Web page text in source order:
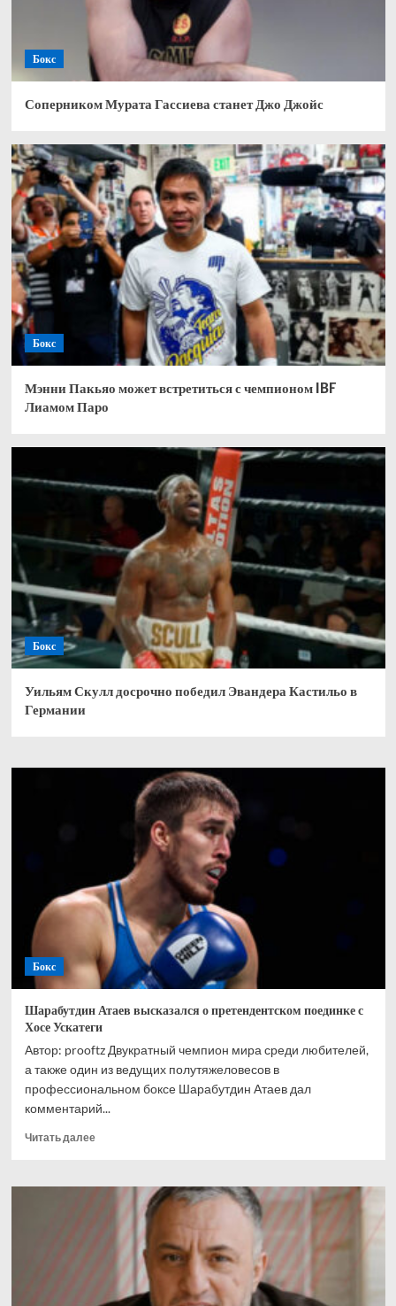
Бокс
Соперником Мурата Гассиева станет Джо Джойс
Бокс
Мэнни Пакьяо может встретиться с чемпионом IBF
Лиамом Паро
Бокс
Уильям Скулл досрочно победил Эвандера Кастильо в
Германии
Бокс
Шарабутдин Атаев высказался о претендентском поединке с
Хосе Ускатеги
Автор: prooftz Двукратный чемпион мира среди любителей,
а также один из ведущих полутяжеловесов в
профессиональном боксе Шарабутдин Атаев дал
комментарий...
Читать далееПрочитать
Шарабутдин
высказался
претендентском
Хосе